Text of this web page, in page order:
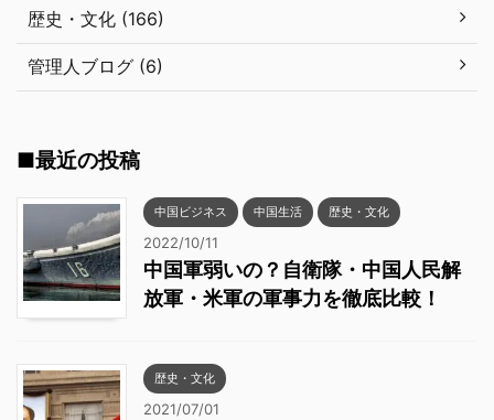
歴史・文化 (166)
管理人ブログ (6)
■最近の投稿
中国ビジネス 中国生活 歴史・文化
2022/10/11
中国軍弱いの？自衛隊・中国人民解
放軍・米軍の軍事力を徹底比較！
歴史・文化
2021/07/01